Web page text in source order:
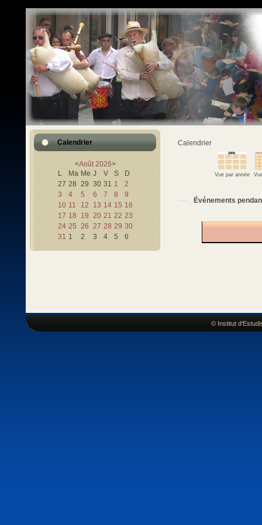
Calendrier
<Août 2026>
L
Ma Me J V S
D
27 28 29 30 31 1
2
3
4 5 6 7 8
9
10 11 12 13 14 15 16
17 18 19 20 21 22 23
24 25 26 27 28 29 30
31 1 2 3 4 5 6
Calendrier
Vue par année
Événements
© Institut